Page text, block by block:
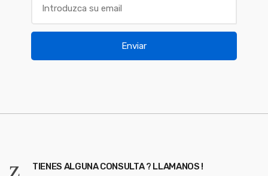
Enviar
TIENES ALGUNA CONSULTA ? LLAMANOS !